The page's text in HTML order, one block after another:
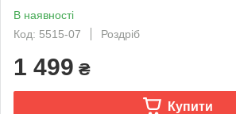
В наявності
Код: 5515-07
Роздріб
1 499 ₴
Купити